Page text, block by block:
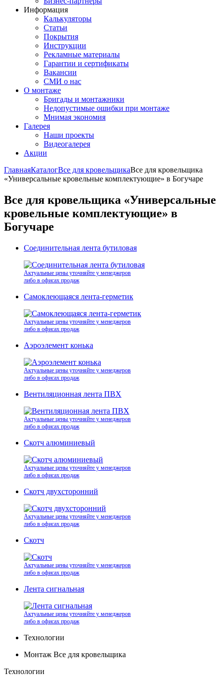
Информация
Калькуляторы
Статьи
Покрытия
Инструкции
Рекламные материалы
Гарантии и сертификаты
Вакансии
СМИ о нас
О монтаже
Бригады и монтажники
Недопустимые ошибки при монтаже
Мнимая экономия
Галерея
Наши проекты
Видеогалерея
Акции
ГлавнаяКаталогВсе для кровельщикаВсе для кровельщика
«Универсальные кровельные комплектующие» в Богучаре
Все для кровельщика «Универсальные
кровельные комплектующие» в
Богучаре
Соединительная лента бутиловая
Актуальные цены уточняйте у менеджеров
либо в офисах продаж
Самоклеющаяся лента-герметик
Актуальные цены уточняйте у менеджеров
либо в офисах продаж
Аэроэлемент конька
Актуальные цены уточняйте у менеджеров
либо в офисах продаж
Вентиляционная лента ПВХ
Актуальные цены уточняйте у менеджеров
либо в офисах продаж
Скотч алюминиевый
Актуальные цены уточняйте у менеджеров
либо в офисах продаж
Скотч двухсторонний
Актуальные цены уточняйте у менеджеров
либо в офисах продаж
Скотч
Актуальные цены уточняйте у менеджеров
либо в офисах продаж
Лента сигнальная
Актуальные цены уточняйте у менеджеров
либо в офисах продаж
Технологии
Монтаж Все для кровельщика
Технологии